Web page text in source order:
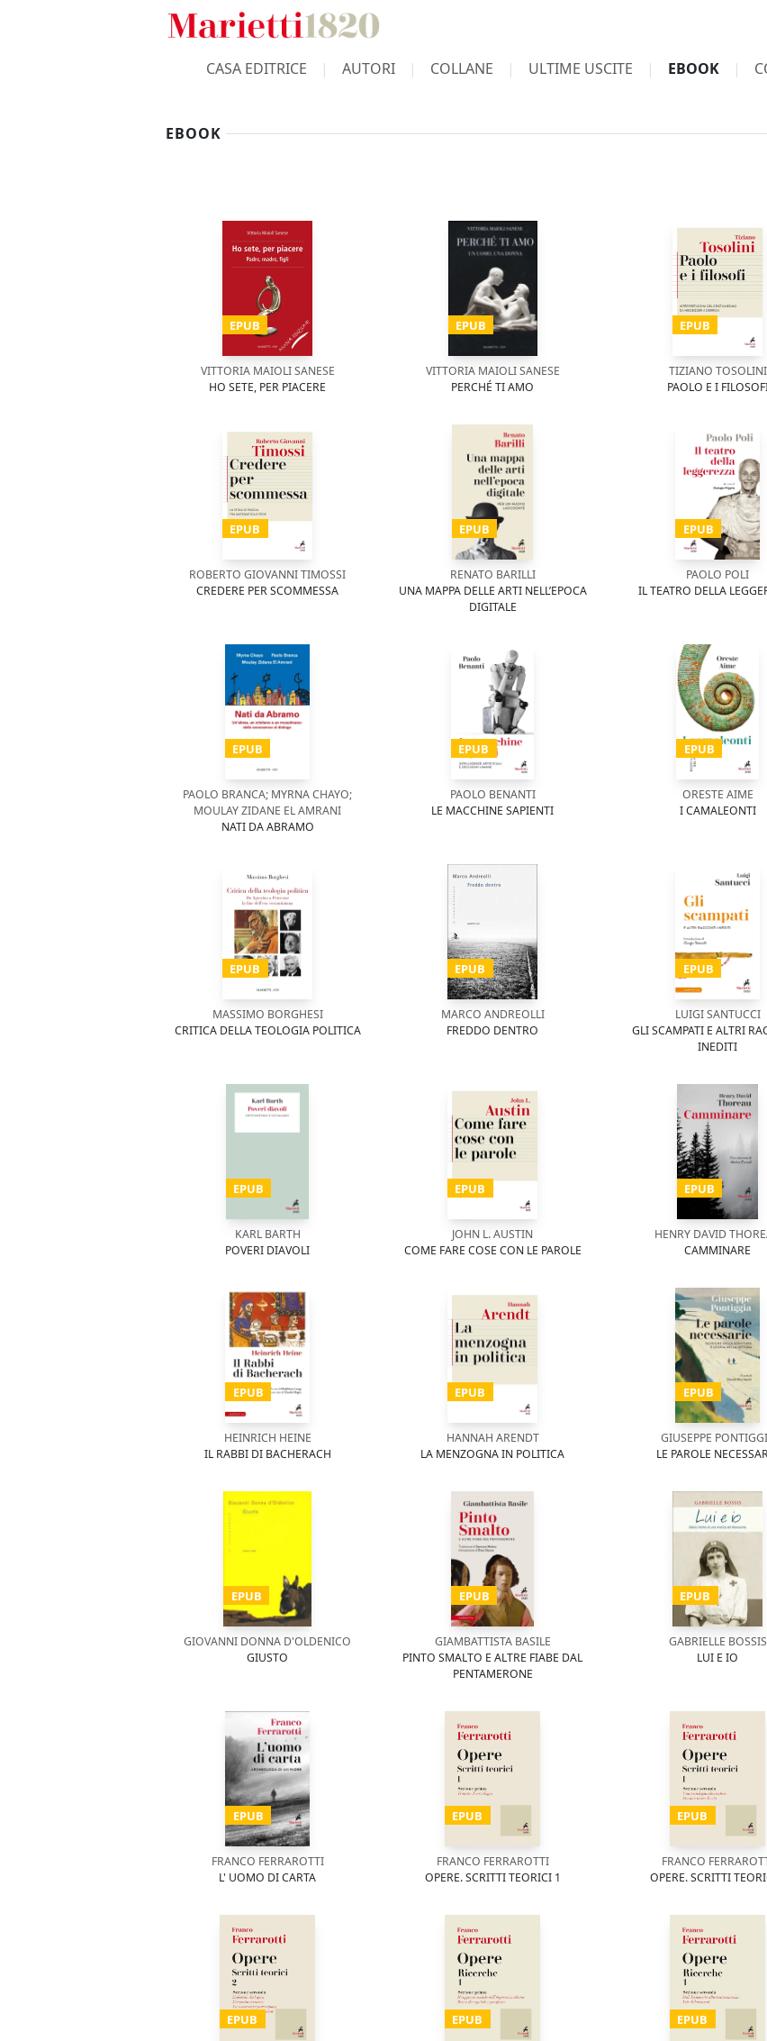
CASA EDITRICE AUTORI COLLANE ULTIME USCITE EBOOK
EBOOK
EPUB
VITTORIA MAIOLI SANESE
HO SETE, PER PIACERE
EPUB
VITTORIA MAIOLI SANESE
PERCHÉ TI AMO
EPUB
TIZIANO TOSOLINI
PAOLO E I
EPUB
ROBERTO GIOVANNI TIMOSSI
CREDERE PER SCOMMESSA
EPUB
RENATO BARILLI
UNA MAPPA DELLE ARTI NELL’EPOCA
DIGITALE
EPUB
PAOLO POLI
IL TEATRO DELLA
EPUB
PAOLO BRANCA; MYRNA CHAYO;
MOULAY ZIDANE EL AMRANI
NATI DA ABRAMO
EPUB
PAOLO BENANTI
LE MACCHINE SAPIENTI
EPUB
ORESTE AIME
I CAMALEONTI
EPUB
MASSIMO BORGHESI
CRITICA DELLA TEOLOGIA POLITICA
EPUB
MARCO ANDREOLLI
FREDDO DENTRO
EPUB
LUIGI SANTUCCI
GLI SCAMPATI E ALTRI
INEDITI
EPUB
KARL BARTH
POVERI DIAVOLI
EPUB
JOHN L. AUSTIN
COME FARE COSE CON LE PAROLE
EPUB
HENRY DAVID
CAMMINARE
EPUB
HEINRICH HEINE
IL RABBI DI BACHERACH
EPUB
HANNAH ARENDT
LA MENZOGNA IN POLITICA
EPUB
GIUSEPPE
LE PAROLE
EPUB
GIOVANNI DONNA D'OLDENICO
GIUSTO
EPUB
GIAMBATTISTA BASILE
PINTO SMALTO E ALTRE FIABE DAL
PENTAMERONE
EPUB
GABRIELLE BOSSIS
LUI E IO
EPUB
FRANCO FERRAROTTI
L' UOMO DI CARTA
EPUB
FRANCO FERRAROTTI
OPERE. SCRITTI TEORICI 1
EPUB
FRANCO
OPERE. SCRITTI
EPUB EPUB EPUB